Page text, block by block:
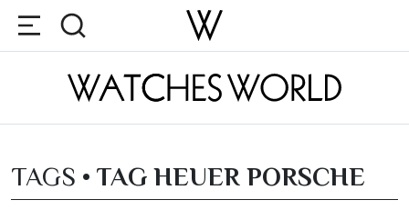
TAGS • TAG HEUER PORSCHE